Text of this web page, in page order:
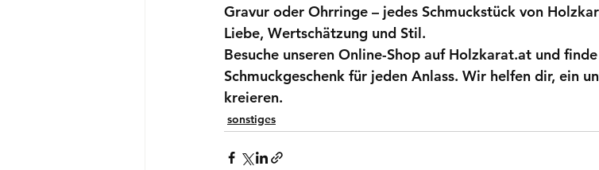
Gravur oder Ohrringe – jedes Schmuckstück von
Liebe, Wertschätzung und Stil.
Besuche unseren Online-Shop auf Holzkarat.at und
Schmuckgeschenk für jeden Anlass. Wir helfen dir, ein
kreieren.
sonstiges